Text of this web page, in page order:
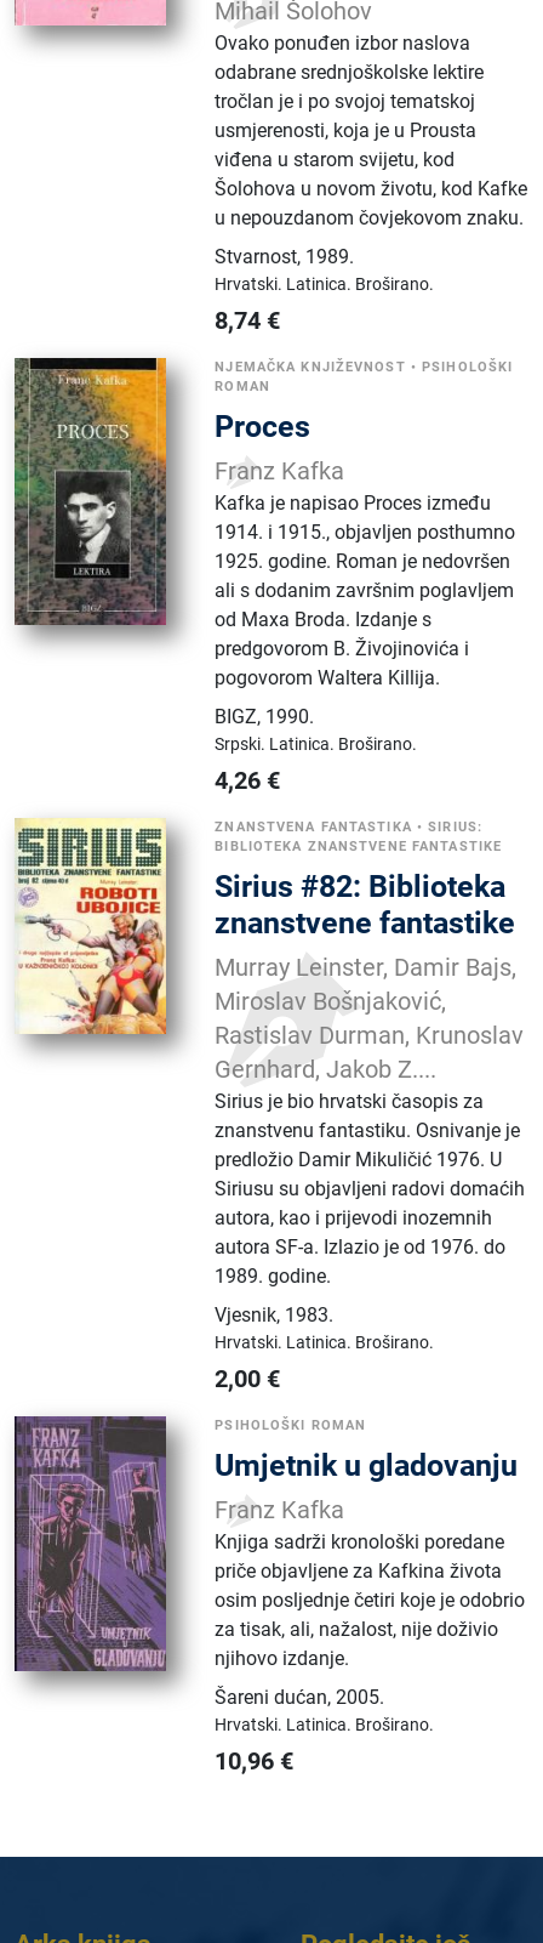
Mihail Šolohov
Ovako ponuđen izbor naslova
odabrane srednjoškolske lektire
tročlan je i po svojoj tematskoj
usmjerenosti, koja je u Prousta
viđena u starom svijetu, kod
Šolohova u novom životu, kod Kafke
u nepouzdanom čovjekovom znaku.
Stvarnost, 1989.
Hrvatski. Latinica. Broširano.
8,74 €
NJEMAČKA KNJIŽEVNOST •PSIHOLOŠKI
ROMAN
Proces
Franz Kafka
Kafka je napisao Proces između
1914. i 1915., objavljen posthumno
1925. godine. Roman je nedovršen
ali s dodanim završnim poglavljem
od Maxa Broda. Izdanje s
predgovorom B. Živojinovića i
pogovorom Waltera Killija.
BIGZ, 1990.
Srpski. Latinica. Broširano.
4,26 €
ZNANSTVENA FANTASTIKA •SIRIUS:
BIBLIOTEKA ZNANSTVENE FANTASTIKE
Sirius #82: Biblioteka
znanstvene fantastike
Murray Leinster, Damir Bajs,
Miroslav Bošnjaković,
Rastislav Durman, Krunoslav
Gernhard, Jakob Z....
Sirius je bio hrvatski časopis za
znanstvenu fantastiku. Osnivanje je
predložio Damir Mikuličić 1976. U
Siriusu su objavljeni radovi domaćih
autora, kao i prijevodi inozemnih
autora SF-a. Izlazio je od 1976. do
1989. godine.
Vjesnik, 1983.
Hrvatski. Latinica. Broširano.
2,00 €
PSIHOLOŠKI ROMAN
Umjetnik u gladovanju
Franz Kafka
Knjiga sadrži kronološki poredane
priče objavljene za Kafkina života
osim posljednje četiri koje je odobrio
za tisak, ali, nažalost, nije doživio
njihovo izdanje.
Šareni dućan,2005.
Hrvatski. Latinica. Broširano.
10,96 €